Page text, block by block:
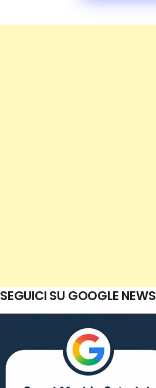
SEGUICI SU GOOGLE NEWS